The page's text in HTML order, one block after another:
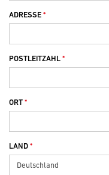
ADRESSE
POSTLEITZAHL
ORT
LAND